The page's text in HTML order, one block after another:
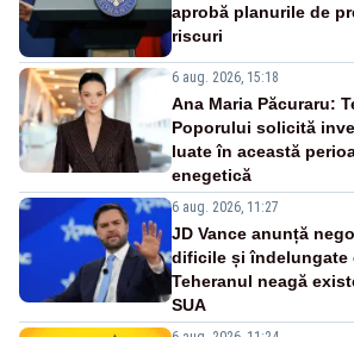
aprobă planurile de
riscuri
6 aug. 2026, 15:18
Ana Maria Păcuraru:
Poporului solicită
luate în această
enegetică
6 aug. 2026, 11:27
JD Vance anunță
dificile și îndelungate
Teheranul neagă
SUA